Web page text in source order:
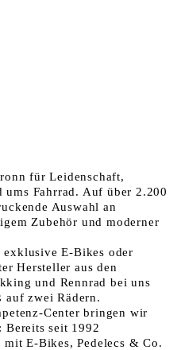
für Leidenschaft,
Fahrrad. Auf über 2.200
Auswahl an
Zubehör und moderner
E-Bikes oder
Hersteller aus den
und Rennrad bei uns
auf zwei Rädern.
Center bringen wir
Bereits seit 1992
E-Bikes, Pedelecs & Co.